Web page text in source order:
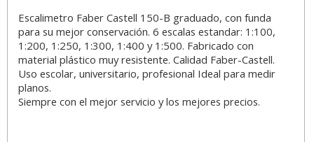
Escalimetro Faber Castell 150-B graduado, con funda
para su mejor conservación. 6 escalas estandar: 1:100,
1:200, 1:250, 1:300, 1:400 y 1:500. Fabricado con
material plástico muy resistente. Calidad Faber-Castell.
Uso escolar, universitario, profesional Ideal para medir
planos.
Siempre con el mejor servicio y los mejores precios.